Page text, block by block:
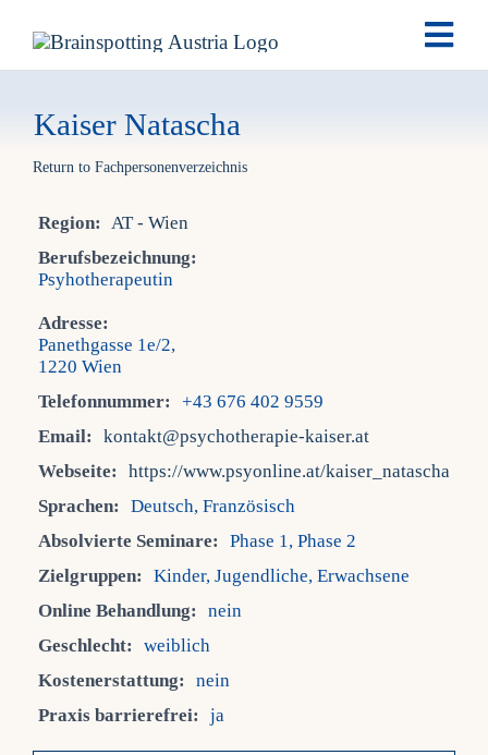
Kaiser Natascha
Return to Fachpersonenverzeichnis
Region:
AT - Wien
Berufsbezeichnung:
Psyhotherapeutin
Adresse:
Panethgasse 1e/2,
1220 Wien
Telefonnummer:
+43 676 402 9559
Email:
kontakt@psychotherapie-kaiser.at
Webseite:
https://www.psyonline.at/kaiser_natascha
Sprachen:
Deutsch, Französisch
Absolvierte Seminare:
Phase 1, Phase 2
Zielgruppen:
Kinder, Jugendliche, Erwachsene
Online Behandlung:
nein
Geschlecht:
weiblich
Kostenerstattung:
nein
Praxis barrierefrei:
ja